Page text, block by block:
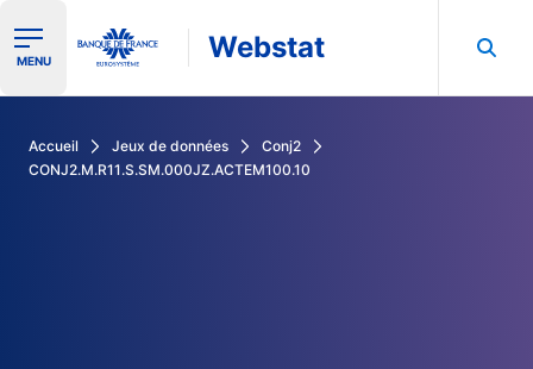
Ouvrir le menu de navigation
MENU Webstat
Accueil Jeux de données
Conj2
CONJ2.M.R11.S.SM.000JZ.ACTEM100.10